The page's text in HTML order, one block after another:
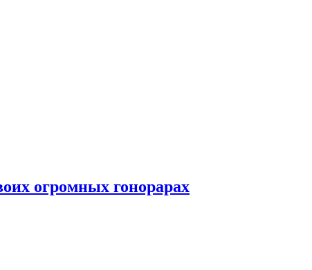
огромных гонорарах